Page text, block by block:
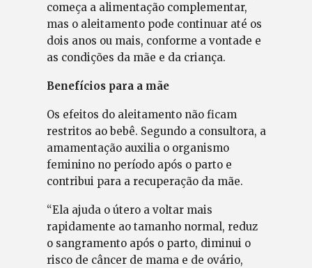
começa a alimentação complementar,
mas o aleitamento pode continuar até os
dois anos ou mais, conforme a vontade e
as condições da mãe e da criança.
Benefícios para a mãe
Os efeitos do aleitamento não ficam
restritos ao bebê. Segundo a consultora, a
amamentação auxilia o organismo
feminino no período após o parto e
contribui para a recuperação da mãe.
“Ela ajuda o útero a voltar mais
rapidamente ao tamanho normal, reduz
o sangramento após o parto, diminui o
risco de câncer de mama e de ovário,